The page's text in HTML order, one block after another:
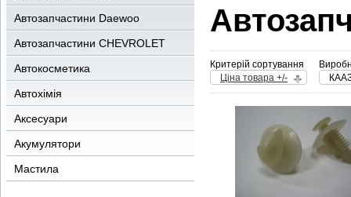
Автозапчастини Daewoo
Автозапчастини CHEVROLET
Автокосметика
Автохімія
Аксесуари
Акумулятори
Мастила
Критерій сортування
Ціна товара +/-